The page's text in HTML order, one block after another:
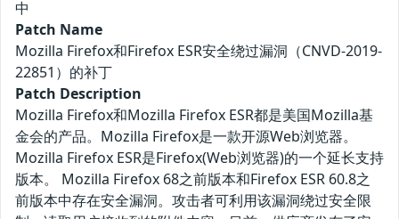
中
Patch Name
Mozilla Firefox和Firefox ESR安全绕过漏洞（CNVD-2019-
22851）的补丁
Patch Description
Mozilla Firefox和Mozilla Firefox ESR都是美国Mozilla基
金会的产品。Mozilla Firefox是一款开源Web浏览器。
Mozilla Firefox ESR是Firefox(Web浏览器)的一个延长支持
版本。 Mozilla Firefox 68之前版本和Firefox ESR 60.8之
前版本中存在安全漏洞。攻击者可利用该漏洞绕过安全限